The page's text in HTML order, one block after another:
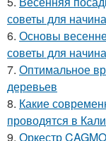
советы для
6. Основы
советы для
7. Оптимальное
деревьев
8. Какие
проводятся в
9. Оркестр